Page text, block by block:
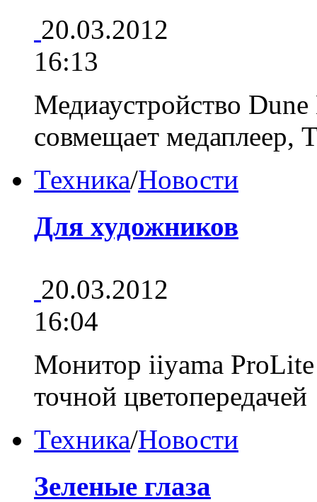
20.03.2012
16:13
Медиаустройство
совмещает
Техника/Новости
Для художников
20.03.2012
16:04
Монитор iiyama
точной
Техника/Новости
Зеленые глаза